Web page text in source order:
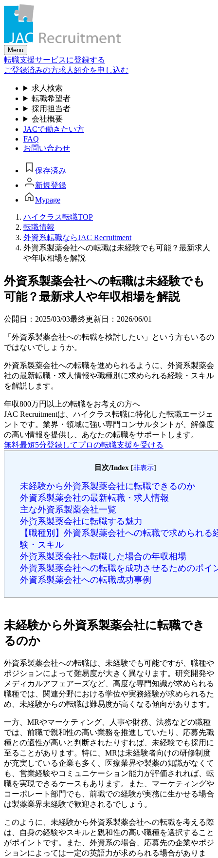
Skip
content
Menu
転職支援サービスに登録する
ご登録済みの方求人紹介を申し込む
求人検索
転職希望者
採用担当者
会社概要
JACで働きたい方
FAQ
お問い合わせ
保存済み
新規登録
Mypage
ハイクラス転職TOP
転職情報
外資系転職ならJAC Recruitment
外資系製薬会社への転職は未経験でも可能？最新求人
や年収相場を解説
外資系製薬会社への転職は未経験でも
可能？最新求人や年収相場を解説
公開日： 2025/03/03最終更新日： 2026/06/01
「外資系製薬会社への転職を検討したい」という方もいるの
ではないでしょうか。
外資系製薬会社への転職を進められるように、外資系製薬会
社の最新転職・求人情報や職種別に求められる経験・スキル
を解説します。
年収800万円以上の転職をお考えの方へ
JAC Recruitmentは、ハイクラス転職に特化した転職エージェ
ントです。 業界・領域に強い専門コンサルタントが、解像度
の高い情報を提供し、あなたの転職をサポートします。
無料最短5分登録してプロの転職支援を受ける
目次/Index [非表示]
未経験から外資系製薬会社に転職できるのか
外資系製薬会社の最新転職・求人情報
主な外資系製薬会社一覧
外資系製薬会社に転職する魅力
【職種別】外資系製薬会社への転職で求められる
験・スキル
外資系製薬会社へ転職した場合の年収相場
外資系製薬会社への転職を成功させるためのポイ
外資系製薬会社への転職成功事例
未経験から外資系製薬会社に転職でき
るのか
外資系製薬会社への転職は、未経験でも可能ですが、職種や
ポジションによって難易度が大きく異なります。研究開発や
メディカルアフェアーズなど、高度な専門知識が求められる
職種では、関連分野における学位や実務経験が求められるた
め、未経験からの転職は難易度が高くなる傾向があります。
一方、MRやマーケティング、人事や財務、法務などの職種
では、前職で親和性の高い業務を推進していたり、応募先職
種との適性が高いと判断されたりすれば、未経験でも採用に
至ることがあります。特に、MRは未経験者向けの研修制度
が充実している企業も多く、医療業界や製薬の知識がなくて
も、営業経験やコミュニケーション能力が評価されれば、転
職を実現できるケースもあります。また、マーケティングや
コーポレート部門でも、前職での経験が実務に生かせる場合
は製薬業界未経験で歓迎されるでしょう。
このように、未経験から外資系製薬会社への転職を考える際
は、自身の経験やスキルと親和性の高い職種を選択すること
がポイントです。また、外資系の場合、応募先の企業やポジ
ションによっては一定の英語力が求められる場合がありま